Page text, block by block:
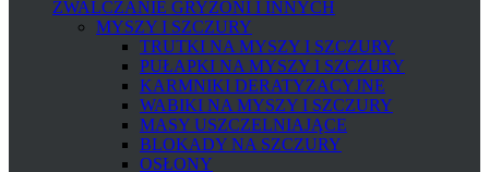
ZWALCZANIE GRYZONI I INNYCH
MYSZY I SZCZURY
TRUTKI NA MYSZY I SZCZURY
PUŁAPKI NA MYSZY I SZCZURY
KARMNIKI DERATYZACYJNE
WABIKI NA MYSZY I SZCZURY
MASY USZCZELNIAJĄCE
BLOKADY NA SZCZURY
OSŁONY